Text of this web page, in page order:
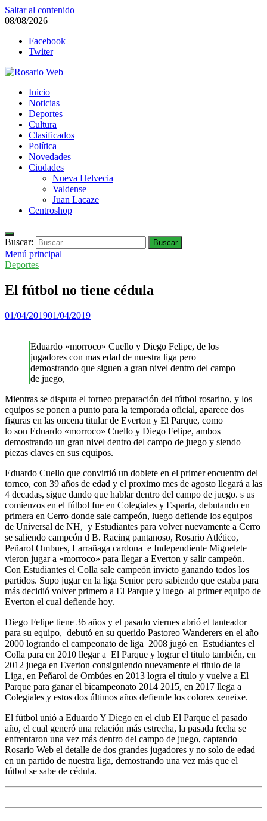
Saltar al contenido
08/08/2026
Facebook
Twiter
Rosario Web
Todas la noticias de Rosario y la zona
Inicio
Noticias
Deportes
Cultura
Clasificados
Política
Novedades
Ciudades
Nueva Helvecia
Valdense
Juan Lacaze
Centroshop
Buscar:
Menú principal
Deportes
El fútbol no tiene cédula
01/04/201901/04/2019
Eduardo «morroco» Cuello y Diego Felipe, de los
jugadores con mas edad de nuestra liga pero
demostrando que siguen a gran nivel dentro del campo
de juego,
Mientras se disputa el torneo preparación del fútbol rosarino, y los
equipos se ponen a punto para la temporada oficial, aparece dos
figuras en las oncena titular de Everton y El Parque, como
lo son Eduardo «morroco» Cuello y Diego Felipe, ambos
demostrando un gran nivel dentro del campo de juego y siendo
piezas claves en sus equipos.
Eduardo Cuello que convirtió un doblete en el primer encuentro del
torneo, con 39 años de edad y el proximo mes de agosto llegará a las
4 decadas, sigue dando que hablar dentro del campo de juego. s us
comienzos en el fútbol fue en Colegiales y Esparta, debutando en
primera en Cerro donde sale campeón, luego defiende los equipos
de Universal de NH, y Estudiantes para volver nuevamente a Cerro
se saliendo campeón d B. Racing pantanoso, Rosario Atlético,
Peñarol Ombues, Larrañaga cardona e Independiente Miguelete
vieron jugar a «morroco» para llegar a Everton y salir campeón.
Con Estudiantes el Colla sale campeón invicto ganando todos los
partidos. Supo jugar en la liga Senior pero sabiendo que estaba para
más decidió volver primero a El Parque y luego al primer equipo de
Everton el cual defiende hoy.
Diego Felipe tiene 36 años y el pasado viernes abrió el tanteador
para su equipo, debutó en su querido Pastoreo Wanderers en el año
2000 logrando el campeonato de liga 2008 jugó en Estudiantes el
Colla para en 2010 llegar a El Parque y lograr el titulo también, en
2012 juega en Everton consiguiendo nuevamente el titulo de la
Liga, en Peñarol de Ombúes en 2013 logra el título y vuelve a El
Parque para ganar el bicampeonato 2014 2015, en 2017 llega a
Colegiales y estos dos últimos años defiende los colores xeneixe.
El fútbol unió a Eduardo Y Diego en el club El Parque el pasado
año, el cual generó una relación más estrecha, la pasada fecha se
enfrentaron una vez más dentro del campo de juego, captando
Rosario Web el detalle de dos grandes jugadores y no solo de edad
en un partido de nuestra liga, demostrando una vez más que el
fútbol se sabe de cédula.